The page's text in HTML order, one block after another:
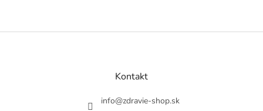
Z
Kontakt
info@zdravie-shop.sk